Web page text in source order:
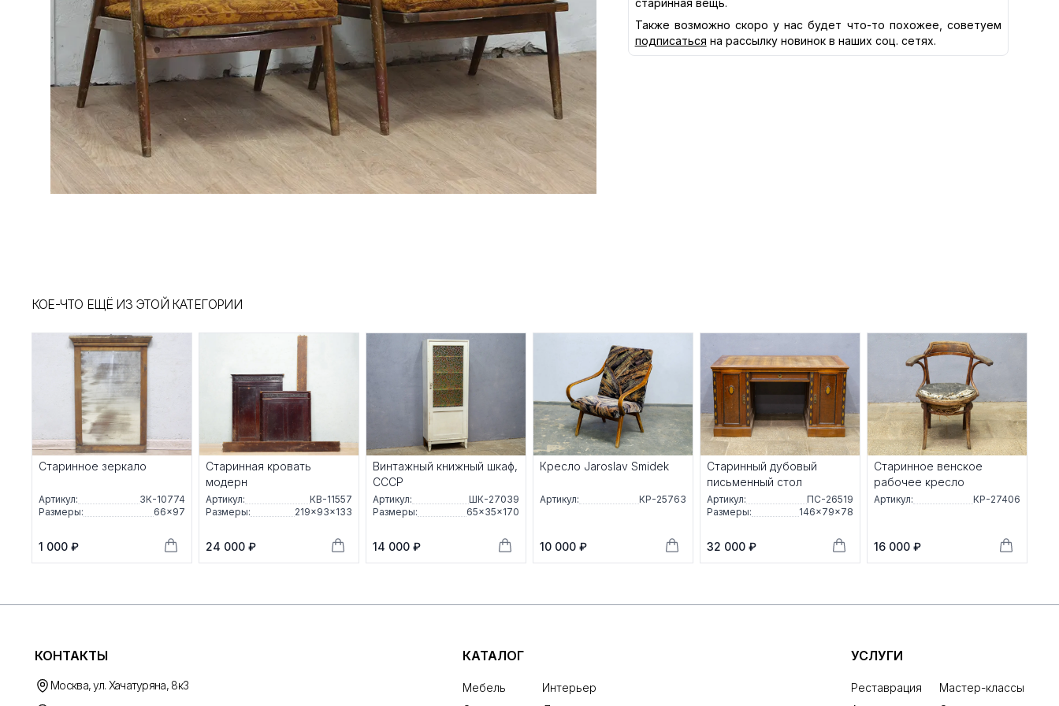
старинная вещь.
Также возможно скоро у нас будет что-то похожее, советуем
подписаться на рассылку новинок в наших соц. сетях.
КОЕ-ЧТО ЕЩЁ ИЗ ЭТОЙ КАТЕГОРИИ
Старинное зеркало
Артикул:
ЗК-10774
Размеры:
66×97
1 000 ₽
Старинная кровать
модерн
Артикул:
КВ-11557
Размеры:
219×93×133
24 000 ₽
Винтажный книжный шкаф,
СССР
Артикул:
ШК-27039
Размеры:
65×35×170
14 000 ₽
Кресло Jaroslav Smidek
Артикул: КР-25763
10 000 ₽
Старинный дубовый
письменный стол
Артикул:
ПС-26519
Размеры:
146×79×78
32 000 ₽
Старинное венское
рабочее кресло
Артикул: КР-27406
16 000 ₽
КОНТАКТЫ
Москва, ул. Хачатуряна, 8к3
КАТАЛОГ
Мебель
Интерьер
УСЛУГИ
Реставрация
Мастер-классы